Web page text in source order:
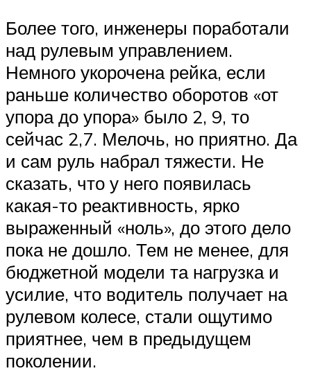
Более того, инженеры поработали
над рулевым управлением.
Немного укорочена рейка, если
раньше количество оборотов «от
упора до упора» было 2, 9, то
сейчас 2,7. Мелочь, но приятно. Да
и сам руль набрал тяжести. Не
сказать, что у него появилась
какая-то реактивность, ярко
выраженный «ноль», до этого дело
пока не дошло. Тем не менее, для
бюджетной модели та нагрузка и
усилие, что водитель получает на
рулевом колесе, стали ощутимо
приятнее, чем в предыдущем
поколении.